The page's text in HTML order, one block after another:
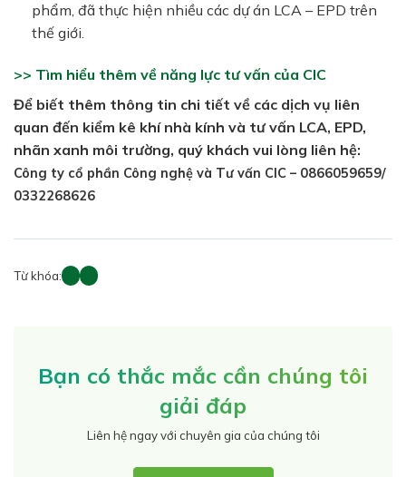
phẩm, đã thực hiện nhiều các dự án LCA – EPD trên
thế giới.
>> Tìm hiểu thêm về năng lực tư vấn của CIC
Để biết thêm thông tin chi tiết về các dịch vụ liên
quan đến kiểm kê khí nhà kính và tư vấn LCA, EPD,
nhãn xanh môi trường, quý khách vui lòng liên hệ:
Công ty cổ phần Công nghệ và Tư vấn CIC – 0866059659/
0332268626
Từ khóa:
Bạn có thắc mắc cần chúng tôi
giải đáp
Liên hệ ngay với chuyên gia của chúng tôi